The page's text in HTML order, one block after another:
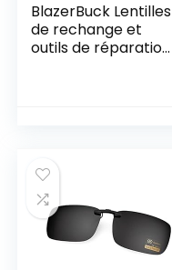
BlazerBuck Lentilles
de rechange et
outils de réparation